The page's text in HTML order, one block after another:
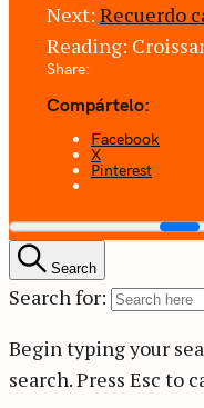
Next: Recuerdo
Reading:
Share:
Compártelo:
Facebook
X
Pinterest
Search
Search for:
Begin typing your
search.Press Esc to